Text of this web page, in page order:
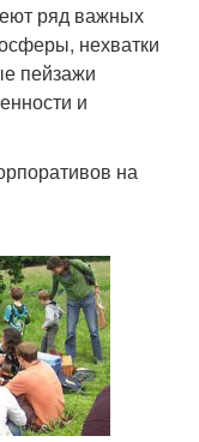
корпоратив
на работе
ряд важных
нехватки
пейзажи
и
на